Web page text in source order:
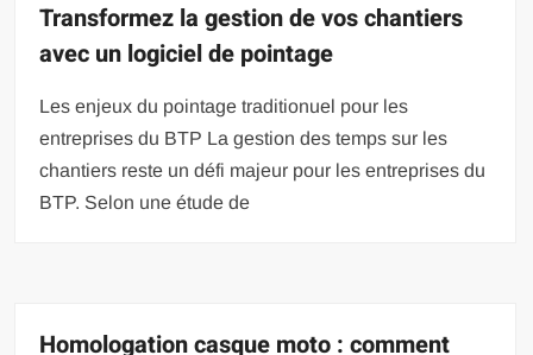
Transformez la gestion de vos chantiers
avec un logiciel de pointage
Les enjeux du pointage traditionuel pour les
entreprises du BTP La gestion des temps sur les
chantiers reste un défi majeur pour les entreprises du
BTP. Selon une étude de
Homologation casque moto : comment